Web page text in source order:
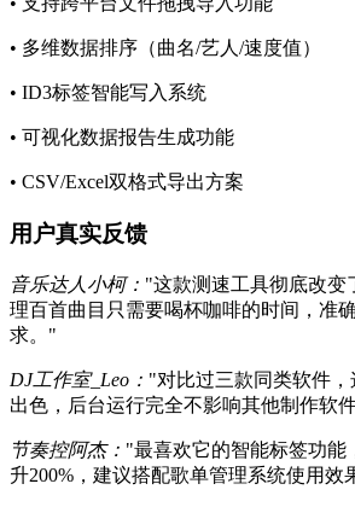
• 多维数据排序（曲名/艺人/速度值）
• ID3标签智能写入系统
• 可视化数据报告生成功能
• CSV/Excel双格式导出方案
用户真实反馈
音乐达人小柯： "这款测速工具彻底改变
理百首曲目只需要喝杯咖啡的时间，准
求。"
DJ工作室_Leo： "对比过三款同类软件
出色，后台运行完全不影响其他制作软
节奏控阿杰： "最喜欢它的智能标签功能
升200%，建议搭配歌单管理系统使用效